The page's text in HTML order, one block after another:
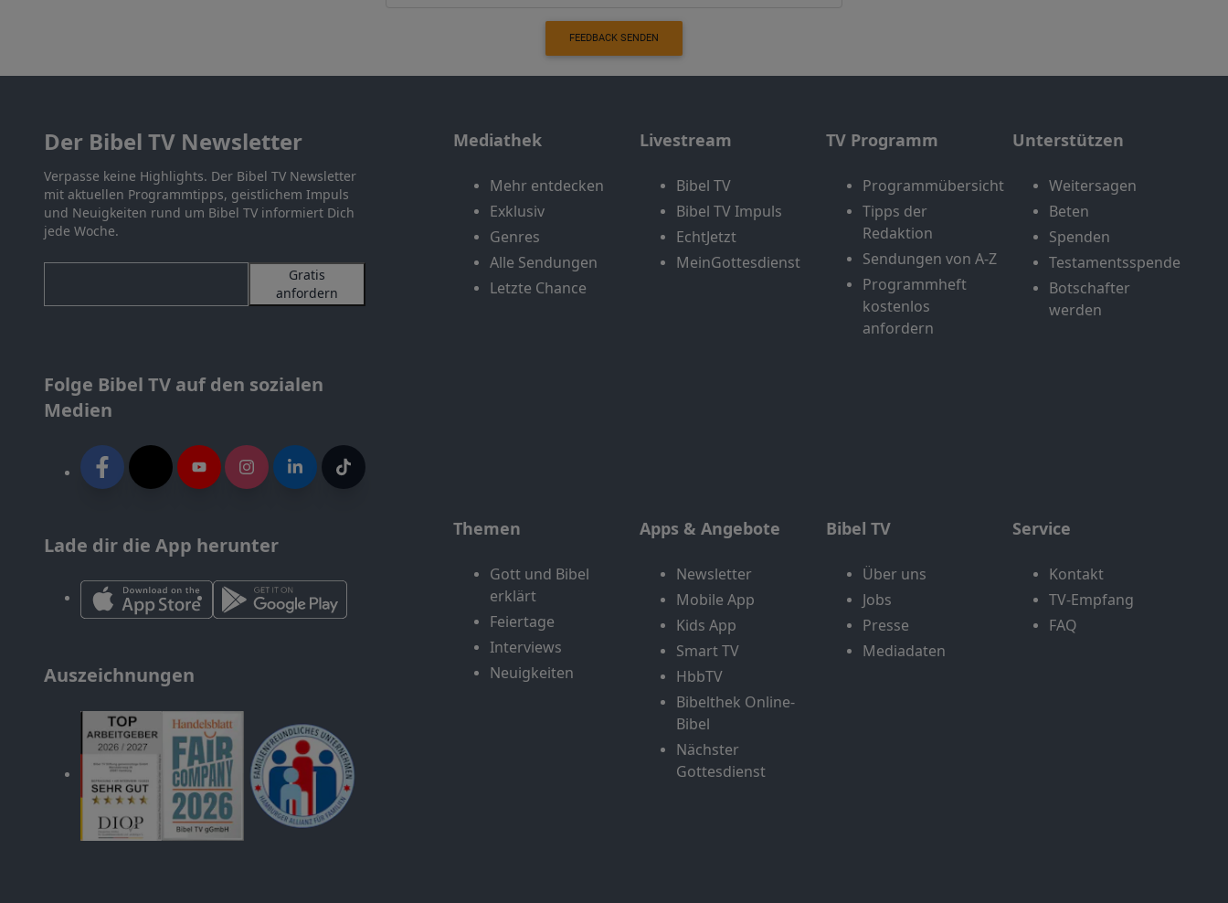
FEEDBACK SENDEN
Der Bibel TV Newsletter
Verpasse keine Highlights. Der Bibel TV Newsletter
mit aktuellen Programmtipps, geistlichem Impuls
und Neuigkeiten rund um Bibel TV informiert Dich
jede Woche.
Gratis
anfordern
Folge Bibel TV auf den sozialen
Medien
Lade dir die App herunter
Auszeichnungen
Mediathek
Mehr entdecken
Exklusiv
Genres
Alle Sendungen
Letzte Chance
Livestream
Bibel TV
Bibel TV Impuls
EchtJetzt
MeinGottesdienst
TV Programm
Programmübersicht
Tipps der
Redaktion
Sendungen von A-Z
Programmheft
kostenlos
anfordern
Unterstützen
Weitersagen
Beten
Spenden
Testamentsspende
Botschafter
werden
Themen
Gott und Bibel
erklärt
Feiertage
Interviews
Neuigkeiten
Apps & Angebote
Newsletter
Mobile App
Kids App
Smart TV
HbbTV
Bibelthek Online-
Bibel
Nächster
Gottesdienst
Bibel TV
Über uns
Jobs
Presse
Mediadaten
Service
Kontakt
TV-Empfang
FAQ